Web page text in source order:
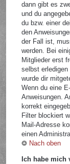
dann gibt es
und du
du bzw. einer
den
der Fall ist,
werden. Bei
Mitglieder erst
selbst erledigen
wurde dir
Wenn du eine
Anweisungen.
korrekt
Filter blockiert
Mail-Adresse
einen
Nach oben
Ich habe